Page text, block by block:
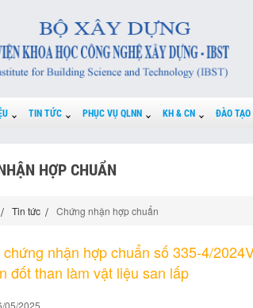
TIN TỨC PHỤC VỤ QLNN KH & CN ĐÀO TẠO
HỢP CHUẨN
Tin tức Chứng nhận hợp chuẩn
nhận hợp chuẩn số 335-4/
đốt than làm vật liệu san lấp
05/2025